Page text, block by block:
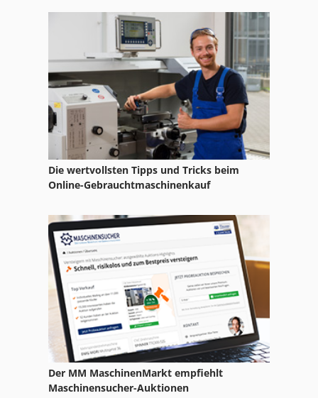
Die wertvollsten Tipps und Tricks beim
Online-Gebrauchtmaschinenkauf
Der MM MaschinenMarkt empfiehlt
Maschinensucher-Auktionen